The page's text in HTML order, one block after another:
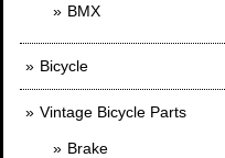
BMX
Bicycle
Vintage Bicycle Parts
Brake